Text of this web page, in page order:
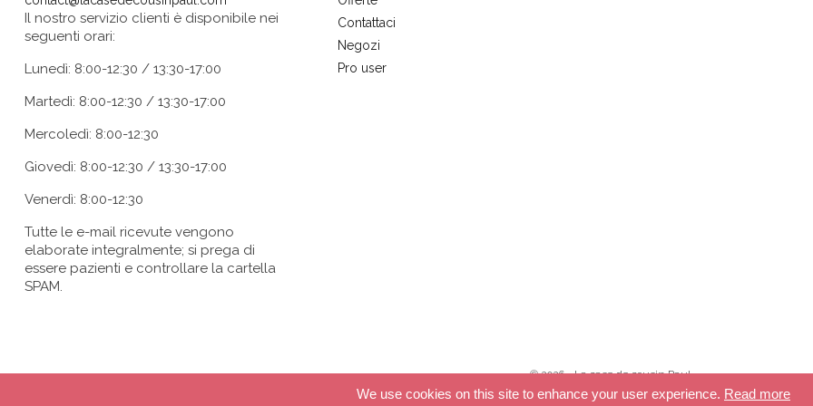
Il nostro servizio clienti è disponibile nei
seguenti orari:
Lunedì: 8:00-12:30 / 13:30-17:00
Martedì: 8:00-12:30 / 13:30-17:00
Mercoledì: 8:00-12:30
Giovedì: 8:00-12:30 / 13:30-17:00
Venerdì: 8:00-12:30
Tutte le e-mail ricevute vengono
elaborate integralmente; si prega di
essere pazienti e controllare la cartella
SPAM.
Contattaci
Negozi
Pro user
We use cookies on this site to enhance your user experience. Read more
© 2026 - La case de cousin Paul